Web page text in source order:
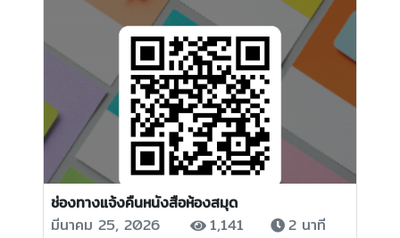
ช่องทางแจ้งคืนหนังสือห้องสมุด
มีนาคม 25, 2026
1,141 2 นาที